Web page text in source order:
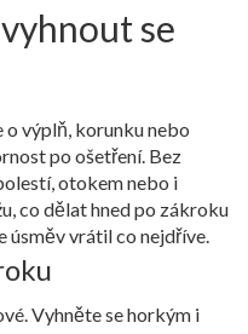
se
o výplň, korunku nebo
po ošetření. Bez
otokem nebo i
co dělat hned po zákroku
úsměv vrátil co nejdříve.
Vyhněte se horkým i